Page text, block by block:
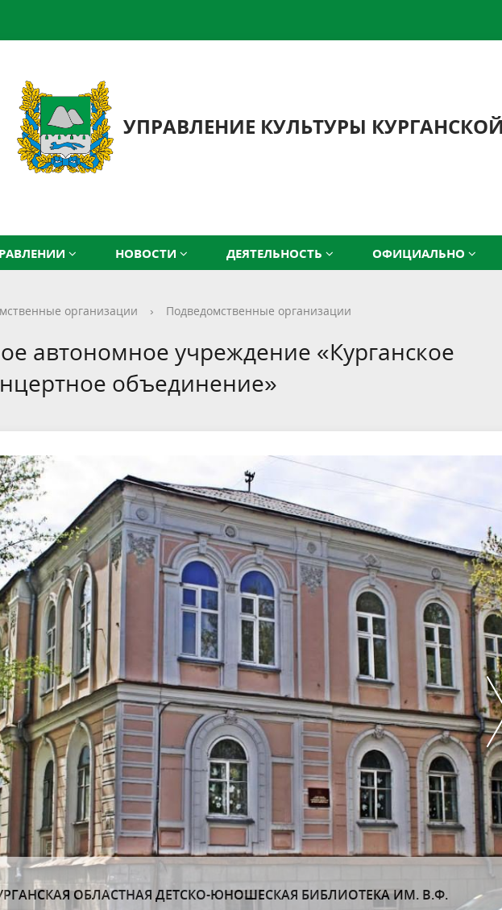
УПРАВЛЕНИЕ КУЛЬТУРЫ
НОВОСТИ ДЕЯТЕЛЬНОСТЬ ОФИЦИАЛЬНО
организации › Подведомственные организации
автономное учреждение «Курганское
объединение»
КАЗЕННОЕ УЧРЕЖДЕНИЕ «ОБЛАСТНАЯ СПЕЦИАЛЬНАЯ